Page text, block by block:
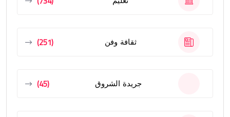
ثقافة وفن (251)
جريدة الشروق (45)